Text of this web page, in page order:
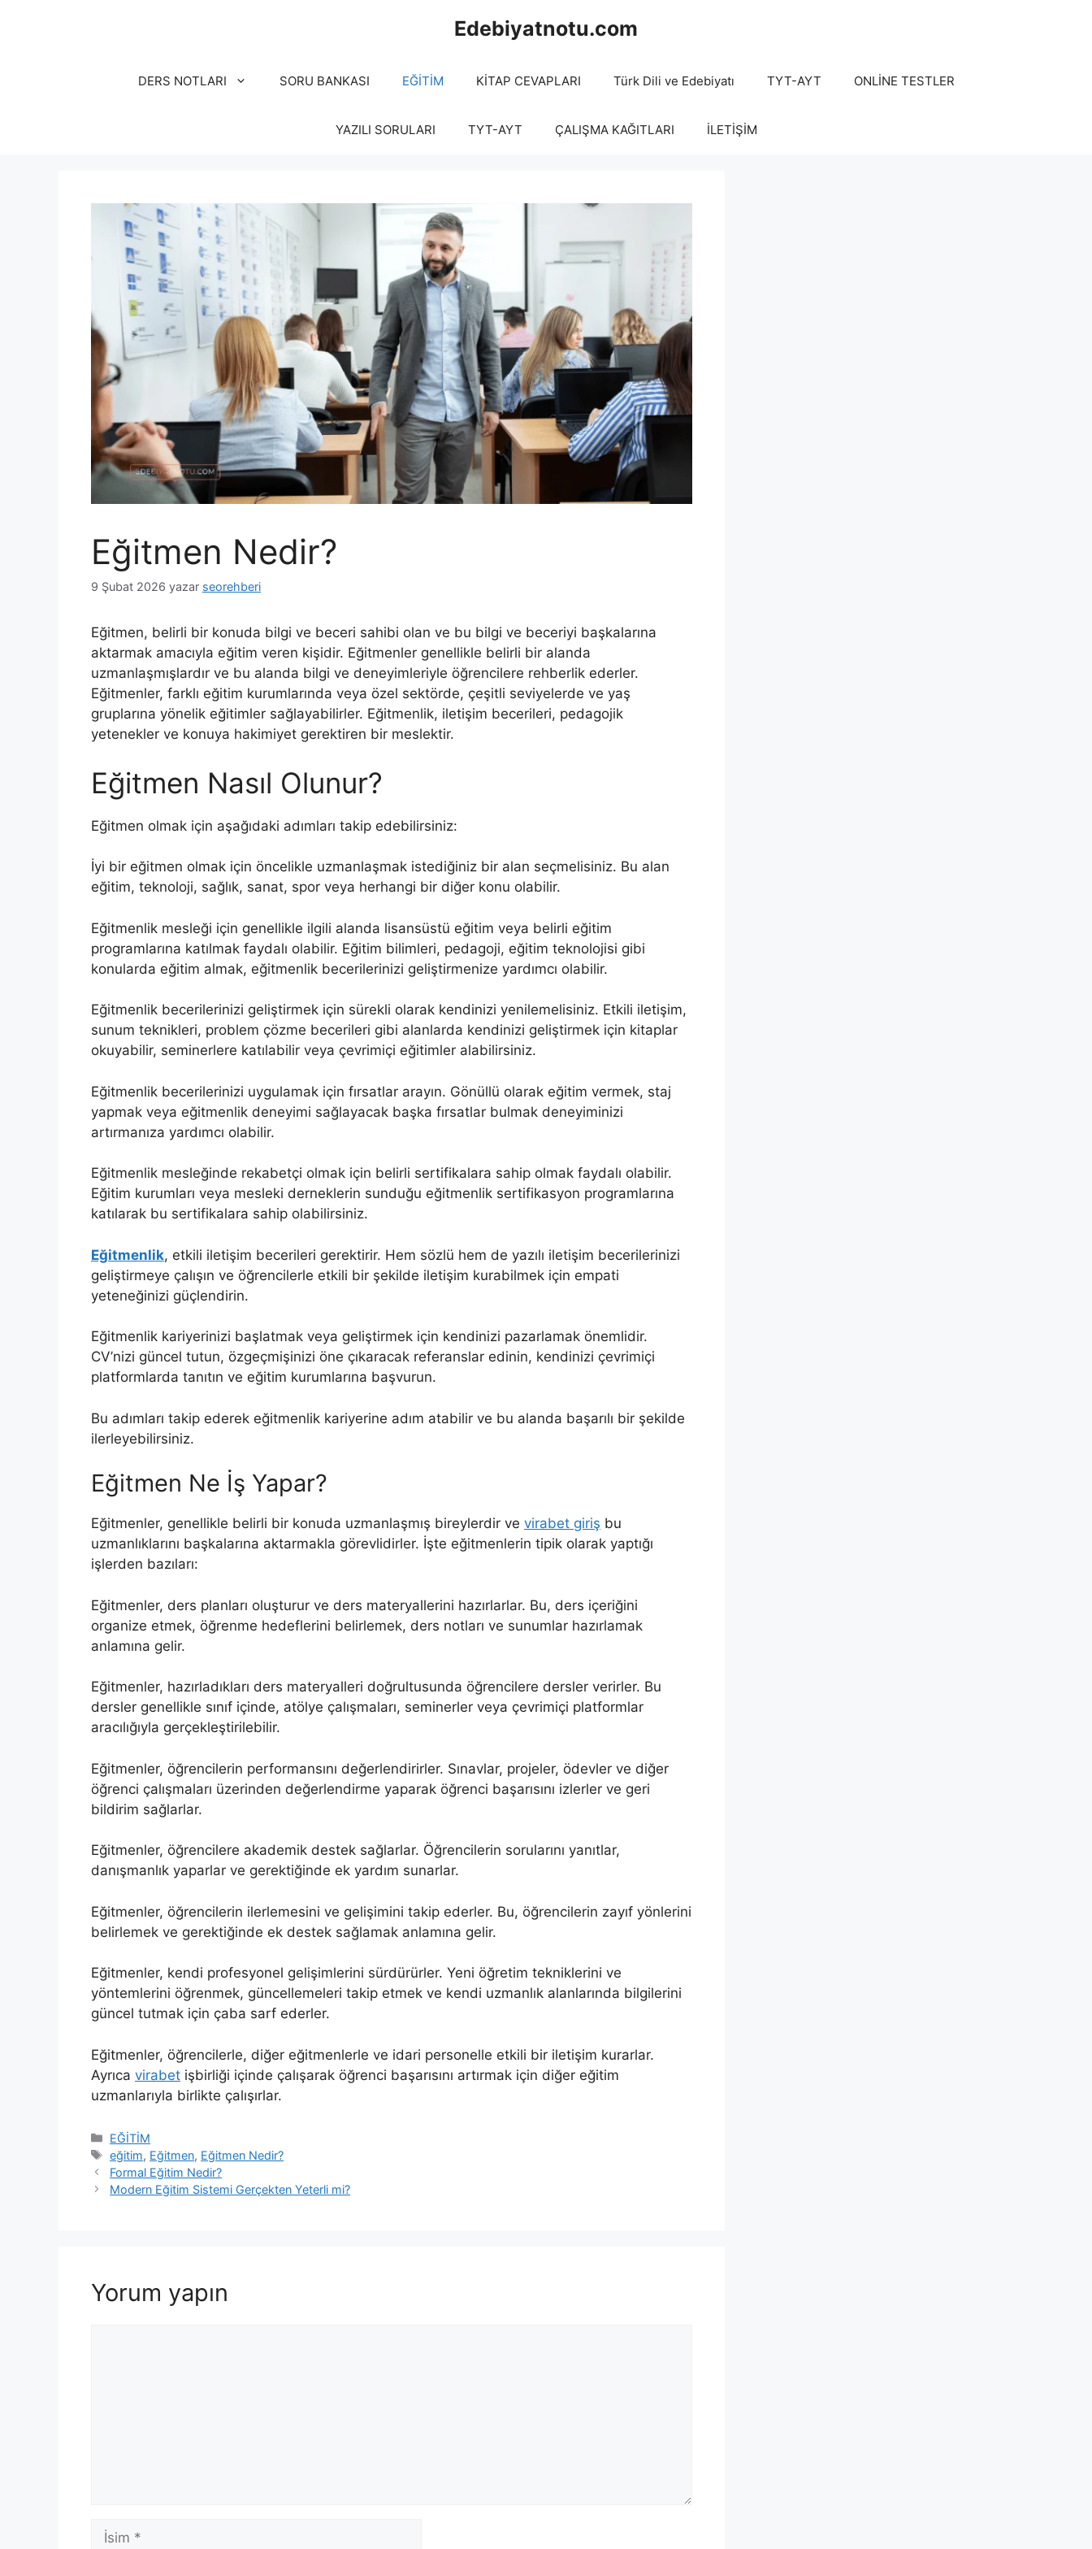
Edebiyatnotu.com
DERS NOTLARI SORU BANKASI EĞİTİM KİTAP CEVAPLARI Türk Dili ve Edebiyatı TYT-AYT ONLİNE TESTLER
YAZILI SORULARI TYT-AYT ÇALIŞMA KAĞITLARI İLETİŞİM
Eğitmen Nedir?
9 Şubat 2026 yazar seorehberi
Eğitmen, belirli bir konuda bilgi ve beceri sahibi olan ve bu bilgi ve beceriyi başkalarına
aktarmak amacıyla eğitim veren kişidir. Eğitmenler genellikle belirli bir alanda
uzmanlaşmışlardır ve bu alanda bilgi ve deneyimleriyle öğrencilere rehberlik ederler.
Eğitmenler, farklı eğitim kurumlarında veya özel sektörde, çeşitli seviyelerde ve yaş
gruplarına yönelik eğitimler sağlayabilirler. Eğitmenlik, iletişim becerileri, pedagojik
yetenekler ve konuya hakimiyet gerektiren bir meslektir.
Eğitmen Nasıl Olunur?
Eğitmen olmak için aşağıdaki adımları takip edebilirsiniz:
İyi bir eğitmen olmak için öncelikle uzmanlaşmak istediğiniz bir alan seçmelisiniz. Bu alan
eğitim, teknoloji, sağlık, sanat, spor veya herhangi bir diğer konu olabilir.
Eğitmenlik mesleği için genellikle ilgili alanda lisansüstü eğitim veya belirli eğitim
programlarına katılmak faydalı olabilir. Eğitim bilimleri, pedagoji, eğitim teknolojisi gibi
konularda eğitim almak, eğitmenlik becerilerinizi geliştirmenize yardımcı olabilir.
Eğitmenlik becerilerinizi geliştirmek için sürekli olarak kendinizi yenilemelisiniz. Etkili iletişim,
sunum teknikleri, problem çözme becerileri gibi alanlarda kendinizi geliştirmek için kitaplar
okuyabilir, seminerlere katılabilir veya çevrimiçi eğitimler alabilirsiniz.
Eğitmenlik becerilerinizi uygulamak için fırsatlar arayın. Gönüllü olarak eğitim vermek, staj
yapmak veya eğitmenlik deneyimi sağlayacak başka fırsatlar bulmak deneyiminizi
artırmanıza yardımcı olabilir.
Eğitmenlik mesleğinde rekabetçi olmak için belirli sertifikalara sahip olmak faydalı olabilir.
Eğitim kurumları veya mesleki derneklerin sunduğu eğitmenlik sertifikasyon programlarına
katılarak bu sertifikalara sahip olabilirsiniz.
Eğitmenlik, etkili iletişim becerileri gerektirir. Hem sözlü hem de yazılı iletişim becerilerinizi
geliştirmeye çalışın ve öğrencilerle etkili bir şekilde iletişim kurabilmek için empati
yeteneğinizi güçlendirin.
Eğitmenlik kariyerinizi başlatmak veya geliştirmek için kendinizi pazarlamak önemlidir.
CV’nizi güncel tutun, özgeçmişinizi öne çıkaracak referanslar edinin, kendinizi çevrimiçi
platformlarda tanıtın ve eğitim kurumlarına başvurun.
Bu adımları takip ederek eğitmenlik kariyerine adım atabilir ve bu alanda başarılı bir şekilde
ilerleyebilirsiniz.
Eğitmen Ne İş Yapar?
Eğitmenler, genellikle belirli bir konuda uzmanlaşmış bireylerdir ve virabet giriş bu
uzmanlıklarını başkalarına aktarmakla görevlidirler. İşte eğitmenlerin tipik olarak yaptığı
işlerden bazıları:
Eğitmenler, ders planları oluşturur ve ders materyallerini hazırlarlar. Bu, ders içeriğini
organize etmek, öğrenme hedeflerini belirlemek, ders notları ve sunumlar hazırlamak
anlamına gelir.
Eğitmenler, hazırladıkları ders materyalleri doğrultusunda öğrencilere dersler verirler. Bu
dersler genellikle sınıf içinde, atölye çalışmaları, seminerler veya çevrimiçi platformlar
aracılığıyla gerçekleştirilebilir.
Eğitmenler, öğrencilerin performansını değerlendirirler. Sınavlar, projeler, ödevler ve diğer
öğrenci çalışmaları üzerinden değerlendirme yaparak öğrenci başarısını izlerler ve geri
bildirim sağlarlar.
Eğitmenler, öğrencilere akademik destek sağlarlar. Öğrencilerin sorularını yanıtlar,
danışmanlık yaparlar ve gerektiğinde ek yardım sunarlar.
Eğitmenler, öğrencilerin ilerlemesini ve gelişimini takip ederler. Bu, öğrencilerin zayıf yönlerini
belirlemek ve gerektiğinde ek destek sağlamak anlamına gelir.
Eğitmenler, kendi profesyonel gelişimlerini sürdürürler. Yeni öğretim tekniklerini ve
yöntemlerini öğrenmek, güncellemeleri takip etmek ve kendi uzmanlık alanlarında bilgilerini
güncel tutmak için çaba sarf ederler.
Eğitmenler, öğrencilerle, diğer eğitmenlerle ve idari personelle etkili bir iletişim kurarlar.
Ayrıca virabet işbirliği içinde çalışarak öğrenci başarısını artırmak için diğer eğitim
uzmanlarıyla birlikte çalışırlar.
Kategoriler
EĞİTİM
Etiketler
eğitim, Eğitmen, Eğitmen Nedir?
Formal Eğitim Nedir?
Modern Eğitim Sistemi Gerçekten Yeterli mi?
Yorum yapın
İsim